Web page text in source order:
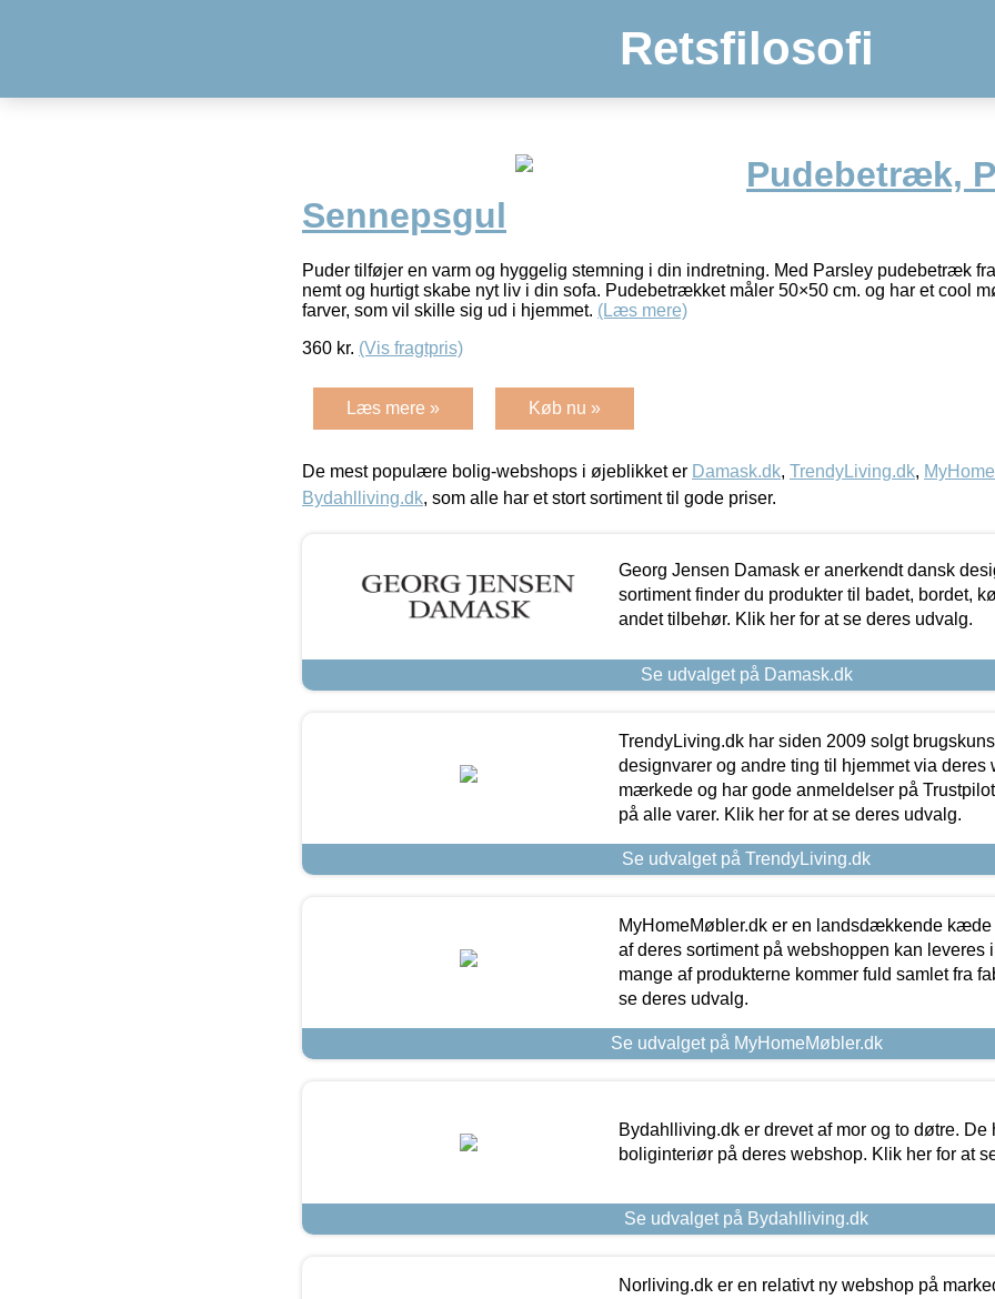
Retsfilosofi
Pudebetræk,
Sennepsgul
Puder tilføjer en varm og hyggelig stemning i din indretning. Med Parsley pudebetræk
nemt og hurtigt skabe nyt liv i din sofa. Pudebetrækket måler 50×50 cm. og har et cool
farver, som vil skille sig ud i hjemmet. (Læs mere)
360 kr. (Vis fragtpris)
Læs mere » Køb nu »
De mest populære bolig-webshops i øjeblikket er Damask.dk, TrendyLiving.dk,
Bydahlliving.dk, som alle har et stort sortiment til gode priser.
Georg Jensen Damask er anerkendt dansk
sortiment finder du produkter til badet, bordet,
andet tilbehør. Klik her for at se deres udvalg.
Se udvalget på Damask.dk
TrendyLiving.dk har siden 2009 solgt
designvarer og andre ting til hjemmet via deres
mærkede og har gode anmeldelser på
på alle varer. Klik her for at se deres udvalg.
Se udvalget på TrendyLiving.dk
MyHomeMøbler.dk er en landsdækkende kæde
af deres sortiment på webshoppen kan leveres
mange af produkterne kommer fuld samlet fra
se deres udvalg.
Se udvalget på MyHomeMøbler.dk
Bydahlliving.dk er drevet af mor og to døtre. De
boliginteriør på deres webshop. Klik her for at
Se udvalget på Bydahlliving.dk
Norliving.dk er en relativt ny webshop på